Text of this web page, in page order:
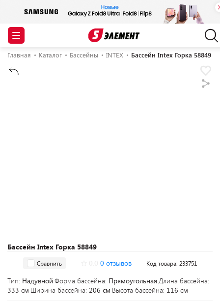
Главная Каталог Бассейны INTEX Бассейн Intex Горка 58849
Бассейн Intex Горка 58849
Сравнить 0 отзывов Код товара: 233751
Тип: Надувной Форма бассейна: Прямоугольная Длина бассейна:
333 см Ширина бассейна: 206 см Высота бассейна: 116 см